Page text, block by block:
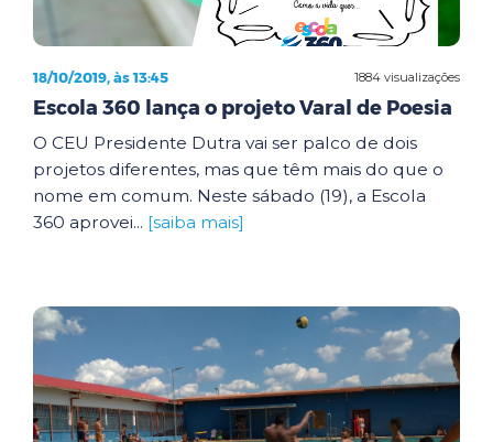
1884 visualizações
18/10/2019, às 13:45
Escola 360 lança o projeto Varal de Poesia
O CEU Presidente Dutra vai ser palco de dois
projetos diferentes, mas que têm mais do que o
nome em comum. Neste sábado (19), a Escola
360 aprovei... [saiba mais]